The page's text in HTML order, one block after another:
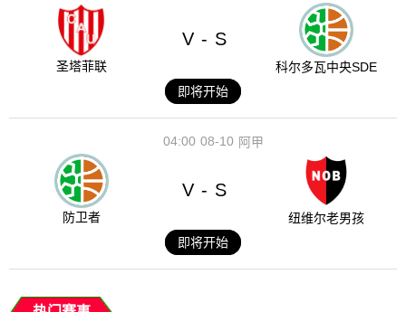
圣塔菲联
V - S
科尔多瓦中央SDE
即将开始
08-10
04:00 阿甲
防卫者
V - S
纽维尔老男孩
即将开始